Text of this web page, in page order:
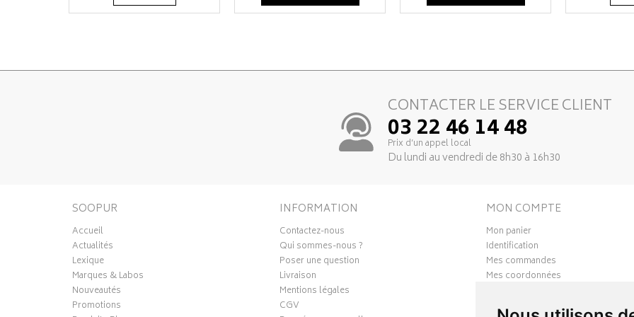
CONTACTER LE SERVICE CLIENT
03 22 46 14 48
Prix d’un appel local
Du lundi au vendredi de 8h30 à 16h30
SOOPUR
Accueil
Actualités
Lexique
Marques & Labos
Nouveautés
Promotions
INFORMATION
Contactez-nous
Qui sommes-nous ?
Poser une question
Livraison
Mentions légales
CGV
MON COMPTE
Mon panier
Identification
Mes commandes
Mes coordonnées
Mes favoris